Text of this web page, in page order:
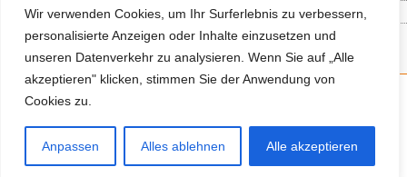
Wir verwenden Cookies, um Ihr Surferlebnis zu verbessern,
personalisierte Anzeigen oder Inhalte einzusetzen und
unseren Datenverkehr zu analysieren. Wenn Sie auf „Alle
akzeptieren" klicken, stimmen Sie der Anwendung von
Cookies zu.
Anpassen Alles ablehnen Alle akzeptieren
Reit- und Fahrverein Traunstein e. V
Impressum
Datenschutz